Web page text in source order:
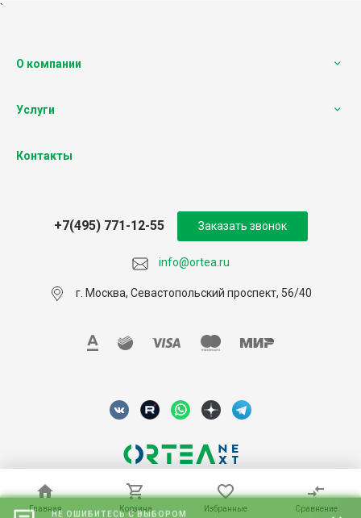
Главная Корзина Избранные Сравнение
Главная Корзина Избранные Сравнение
`
О компании
Услуги
Контакты
info@ortea.ru
+7(495) 771-12-55
г. Москва, Севастопольский проспект, 56/40
Заказать звонок
© 2026 ORTEA, Все права защищены
НЕ ОШИБИТЕСЬ С ВЫБОРОМ
«Бесплатный подбор стабилизатора за 2 минуты»